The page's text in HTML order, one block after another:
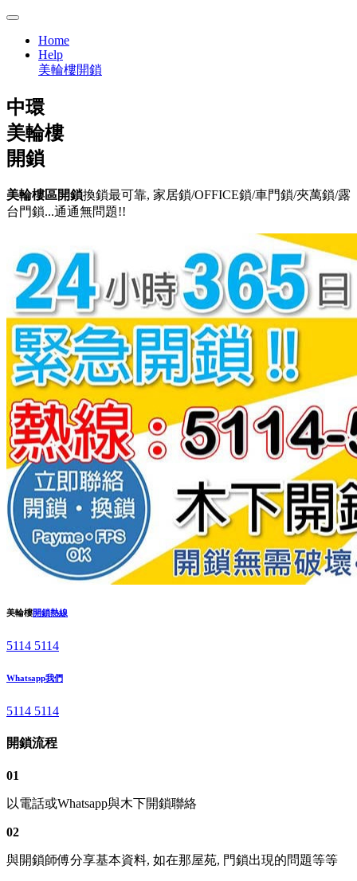
Home
Help
美輪樓開鎖
中環
美輪樓
開鎖
美輪樓區開鎖換鎖最可靠, 家居鎖/OFFICE鎖/車門鎖/夾萬鎖/露
台門鎖...通通無問題!!
美輪樓開鎖熱線
5114 5114
Whatsapp我們
5114 5114
開鎖流程
01
以電話或Whatsapp與木下開鎖聯絡
02
與開鎖師傅分享基本資料, 如在那屋苑, 門鎖出現的問題等等